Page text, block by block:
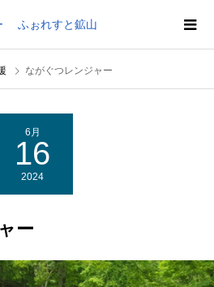
ふぉれすと鉱山
ながぐつレンジャー
6月
16
2024
ー